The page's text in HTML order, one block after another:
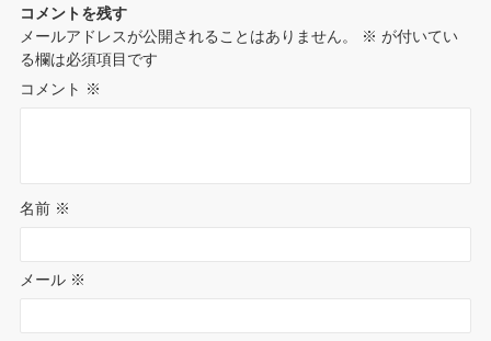
コメントを残す
メールアドレスが公開されることはありません。
※ が付いてい
る欄は必須項目です
コメント ※
名前 ※
メール ※